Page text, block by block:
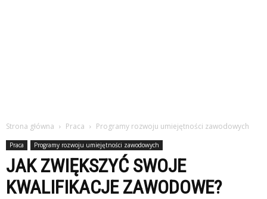
Strona główna Praca Programy rozwoju umiejętności zawodowych
Praca Programy rozwoju umiejętności zawodowych
JAK ZWIĘKSZYĆ SWOJE
KWALIFIKACJE ZAWODOWE?